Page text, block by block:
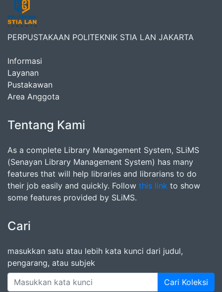
PERPUSTAKAAN POLITEKNIK STIA LAN JAKARTA
Informasi
Layanan
Pustakawan
Area Anggota
Tentang Kami
As a complete Library Management System, SLiMS
(Senayan Library Management System) has many
features that will help libraries and librarians to do
their job easily and quickly. Follow this link to show
some features provided by SLiMS.
Cari
masukkan satu atau lebih kata kunci dari judul,
pengarang, atau subjek
Cari Koleksi